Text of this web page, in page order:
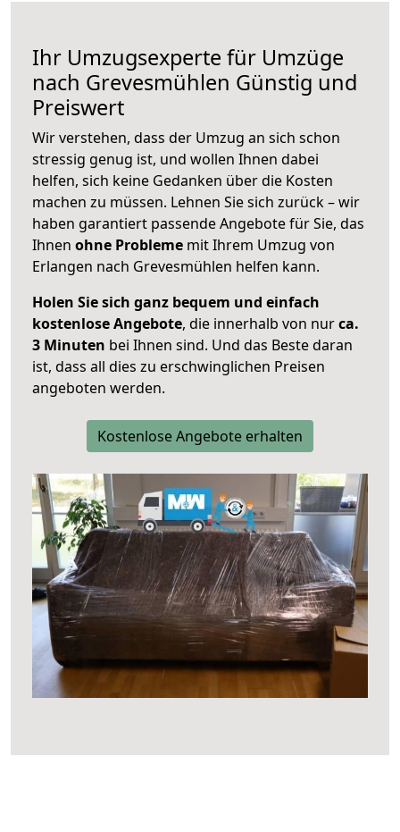
Ihr Umzugsexperte für Umzüge
nach Grevesmühlen Günstig und
Preiswert
Wir verstehen, dass der Umzug an sich schon
stressig genug ist, und wollen Ihnen dabei
helfen, sich keine Gedanken über die Kosten
machen zu müssen. Lehnen Sie sich zurück – wir
haben garantiert passende Angebote für Sie, das
Ihnen ohne Probleme mit Ihrem Umzug von
Erlangen nach Grevesmühlen helfen kann.
Holen Sie sich ganz bequem und einfach
kostenlose Angebote, die innerhalb von nurca.
3 Minuten bei Ihnen sind. Und das Beste daran
ist, dass all dies zu erschwinglichen Preisen
angeboten werden.
Kostenlose Angebote erhalten